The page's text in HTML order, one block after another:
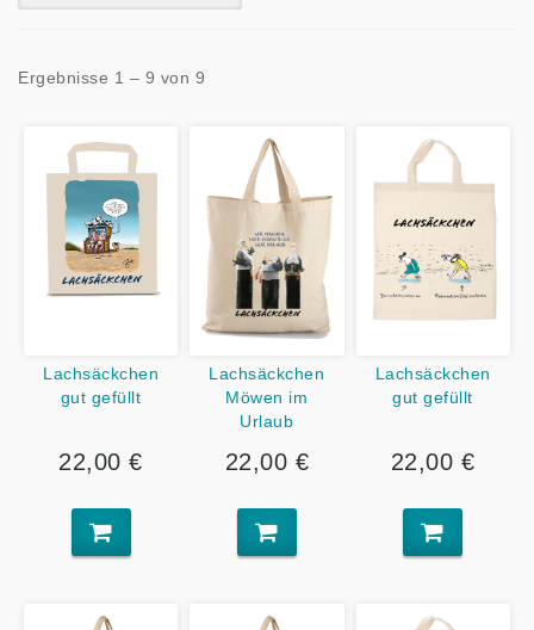
Ergebnisse 1 – 9 von 9
Lachsäckchen
gut gefüllt
22,00 €
Lachsäckchen
Möwen im
Urlaub
22,00 €
Lachsäckchen
gut gefüllt
22,00 €